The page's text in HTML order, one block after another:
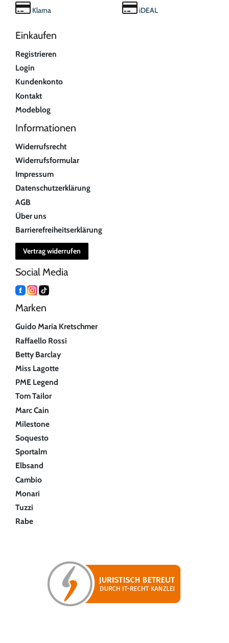
Klarna iDEAL
Einkaufen
Registrieren
Login
Kundenkonto
Kontakt
Modeblog
Informationen
Widerrufsrecht
Widerrufsformular
Impressum
Datenschutzerklärung
AGB
Über uns
Barrierefreiheitserklärung
Vertrag widerrufen
Social Media
Marken
Guido Maria Kretschmer
Raffaello Rossi
Betty Barclay
Miss Lagotte
PME Legend
Tom Tailor
Marc Cain
Milestone
Soquesto
Sportalm
Elbsand
Cambio
Monari
Tuzzi
Rabe